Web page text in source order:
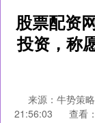
股票配资
投资，称
来源：牛势策略
21:56:03
查看